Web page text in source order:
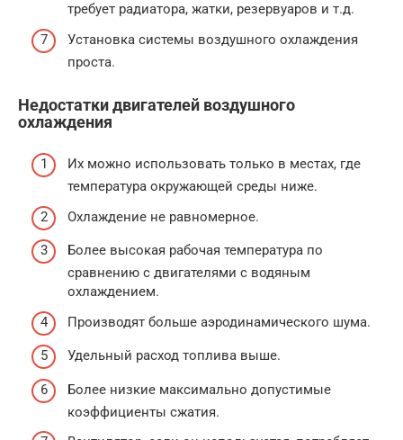
требует радиатора, жатки, резервуаров и т.д.
Установка системы воздушного охлаждения
проста.
Недостатки двигателей воздушного
охлаждения
Их можно использовать только в местах, где
температура окружающей среды ниже.
Охлаждение не равномерное.
Более высокая рабочая температура по
сравнению с двигателями с водяным
охлаждением.
Производят больше аэродинамического шума.
Удельный расход топлива выше.
Более низкие максимально допустимые
коэффициенты сжатия.